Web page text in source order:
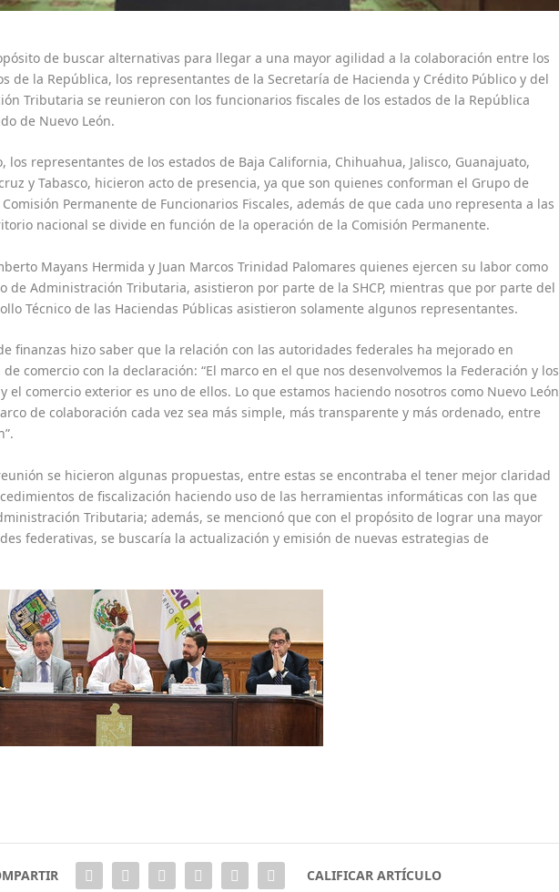
de buscar alternativas para llegar a una mayor agilidad a la colaboración entre los
de la República, los representantes de la Secretaría de Hacienda y Crédito Público y del
Tributaria se reunieron con los funcionarios fiscales de los estados de la República
de Nuevo León.
los representantes de los estados de Baja California, Chihuahua, Jalisco, Guanajuato,
y Tabasco, hicieron acto de presencia, ya que son quienes conforman el Grupo de
Permanente de Funcionarios Fiscales, además de que cada uno representa a las
nacional se divide en función de la operación de la Comisión Permanente.
Mayans Hermida y Juan Marcos Trinidad Palomares quienes ejercen su labor como
de Administración Tributaria, asistieron por parte de la SHCP, mientras que por parte del
Técnico de las Haciendas Públicas asistieron solamente algunos representantes.
finanzas hizo saber que la relación con las autoridades federales ha mejorado en
comercio con la declaración: “El marco en el que nos desenvolvemos la Federación y los
el comercio exterior es uno de ellos. Lo que estamos haciendo nosotros como Nuevo León
de colaboración cada vez sea más simple, más transparente y más ordenado, entre
se hicieron algunas propuestas, entre estas se encontraba el tener mejor claridad
de fiscalización haciendo uso de las herramientas informáticas con las que
Tributaria; además, se mencionó que con el propósito de lograr una mayor
federativas, se buscaría la actualización y emisión de nuevas estrategias de
CALIFICAR ARTÍCULO